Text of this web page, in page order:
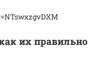
их правильно